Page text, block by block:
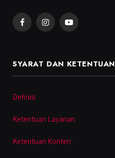
FacebookInstagramYouTube
SYARAT DAN KETENTUAN
Definisi
Ketentuan Layanan
Ketentuan Konten